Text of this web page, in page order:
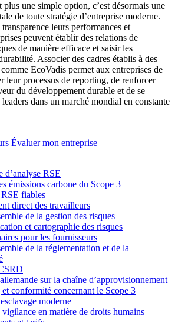
une simple option, c’est désormais une
de toute stratégie d’entreprise moderne.
leurs performances et
peuvent établir des relations de
de manière efficace et saisir les
Associer des cadres établis à des
EcoVadis permet aux entreprises de
leur processus de reporting, de renforcer
du développement durable et de se
dans un marché mondial en constante
Évaluer mon entreprise
d’analyse RSE
émissions carbone du Scope 3
fiables
direct des travailleurs
de la gestion des risques
et cartographie des risques
pour les fournisseurs
de la réglementation et de la
sur la chaîne d’approvisionnement
conformité concernant le Scope 3
moderne
en matière de droits humains